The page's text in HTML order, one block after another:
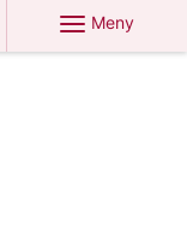
Meny